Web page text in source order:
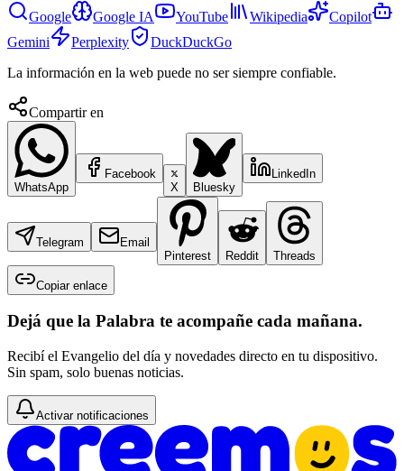
Google
Google IA YouTube Wikipedia
Copilot
Gemini
Perplexity
DuckDuckGo
La información en la web puede no ser siempre confiable.
Compartir en
WhatsApp
Facebook
X
Bluesky
LinkedIn
Telegram
Email
Pinterest
Reddit Threads
Copiar enlace
Dejá que la Palabra te acompañe cada mañana.
Recibí el Evangelio del día y novedades directo en tu dispositivo.
Sin spam, solo buenas noticias.
Activar notificaciones